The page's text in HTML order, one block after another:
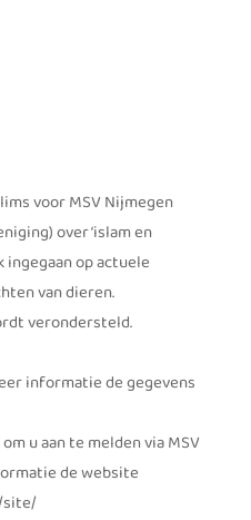
voor MSV Nijmegen
over ‘islam en
ingegaan op actuele
van dieren.
verondersteld.
informatie de gegevens
u aan te melden via MSV
de website
site/